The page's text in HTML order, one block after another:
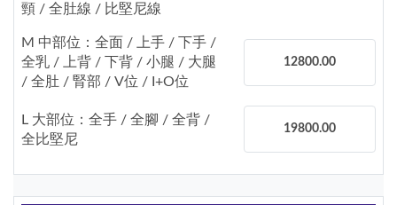
頸 / 全肚線 / 比堅尼線
M 中部位：全面 / 上手 / 下手 /
全乳 / 上背 / 下背 / 小腿 / 大腿
/ 全肚 / 腎部 / V位 / I+O位
12800.00
L 大部位：全手 / 全腳 / 全背 /
全比堅尼
19800.00